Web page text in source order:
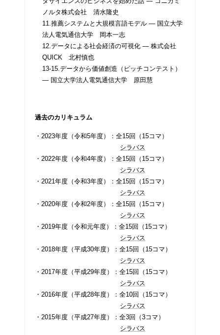
ノルタ株式会社 清水隆史
11.推薦システムと大規模言語モデル ― 国立大学
法人電気通信大学 岡本一志
12.データによる社会経済の可視化 ― 株式会社
QUICK 北村慎也
13-15.データから価値創造（ピッチコンテスト）
― 国立大学法人電気通信大学 原田慧
過去のカリキュラム
・2023年度（令和5年度）：全15回（15コマ）
シラバス
・2022年度（令和4年度）：全15回（15コマ）
シラバス
・2021年度（令和3年度）：全15回（15コマ）
シラバス
・2020年度（令和2年度）：全15回（15コマ）
シラバス
・2019年度（令和元年度）：全15回（15コマ）
シラバス
・2018年度（平成30年度）：全15回（15コマ）
シラバス
・2017年度（平成29年度）：全15回（15コマ）
シラバス
・2016年度（平成28年度）：全10回（15コマ）
シラバス
・2015年度（平成27年度）：全3回（3コマ）
シラバス